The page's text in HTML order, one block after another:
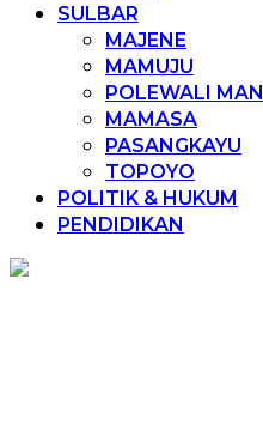
SULBAR
MAJENE
MAMUJU
POLEWALI
MAMASA
PASANGKAYU
TOPOYO
POLITIK & HUKUM
PENDIDIKAN